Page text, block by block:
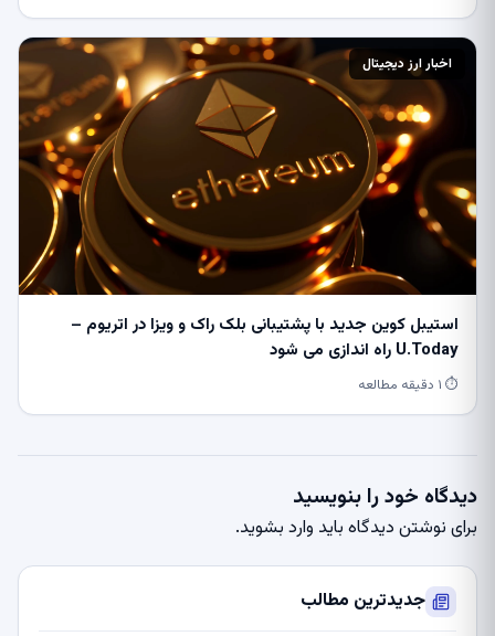
اخبار ارز دیجیتال
استیبل کوین جدید با پشتیبانی بلک راک و ویزا در اتریوم –
U.Today راه اندازی می شود
⏱ ۱ دقیقه مطالعه
دیدگاه خود را بنویسید
برای نوشتن دیدگاه باید وارد بشوید.
جدیدترین مطالب